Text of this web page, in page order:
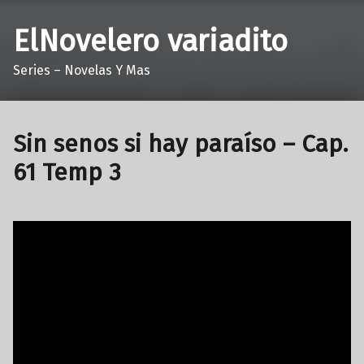
ElNovelero variadito
Series – Novelas Y Mas
Sin senos si hay paraíso – Cap.
61 Temp 3